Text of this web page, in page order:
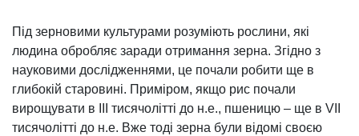
Під зерновими культурами розуміють рослини, які
людина обробляє заради отримання зерна. Згідно з
науковими дослідженнями, це почали робити ще в
глибокій старовині. Приміром, якщо рис почали
вирощувати в III тисячолітті до н.е., пшеницю – ще в VII
тисячолітті до н.е. Вже тоді зерна були відомі своєю